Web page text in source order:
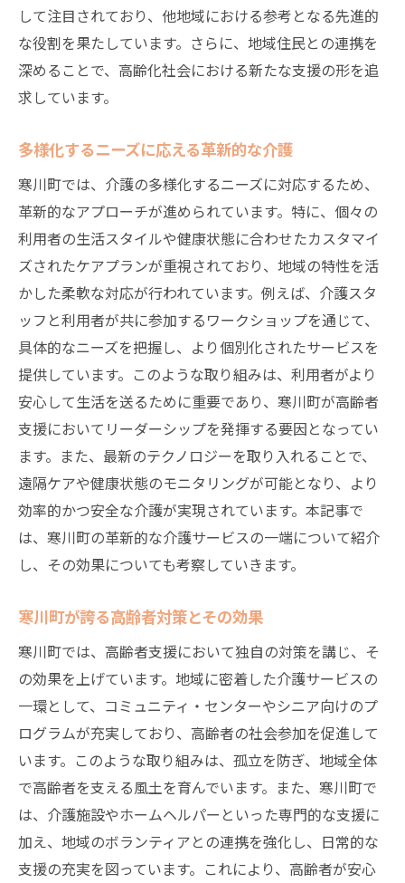
して注目されており、他地域における参考となる先進的
な役割を果たしています。さらに、地域住民との連携を
深めることで、高齢化社会における新たな支援の形を追
求しています。
多様化するニーズに応える革新的な介護
寒川町では、介護の多様化するニーズに対応するため、
革新的なアプローチが進められています。特に、個々の
利用者の生活スタイルや健康状態に合わせたカスタマイ
ズされたケアプランが重視されており、地域の特性を活
かした柔軟な対応が行われています。例えば、介護スタ
ッフと利用者が共に参加するワークショップを通じて、
具体的なニーズを把握し、より個別化されたサービスを
提供しています。このような取り組みは、利用者がより
安心して生活を送るために重要であり、寒川町が高齢者
支援においてリーダーシップを発揮する要因となってい
ます。また、最新のテクノロジーを取り入れることで、
遠隔ケアや健康状態のモニタリングが可能となり、より
効率的かつ安全な介護が実現されています。本記事で
は、寒川町の革新的な介護サービスの一端について紹介
し、その効果についても考察していきます。
寒川町が誇る高齢者対策とその効果
寒川町では、高齢者支援において独自の対策を講じ、そ
の効果を上げています。地域に密着した介護サービスの
一環として、コミュニティ・センターやシニア向けのプ
ログラムが充実しており、高齢者の社会参加を促進して
います。このような取り組みは、孤立を防ぎ、地域全体
で高齢者を支える風土を育んでいます。また、寒川町で
は、介護施設やホームヘルパーといった専門的な支援に
加え、地域のボランティアとの連携を強化し、日常的な
支援の充実を図っています。これにより、高齢者が安心